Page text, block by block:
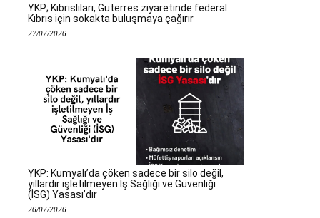
YKP; Kıbrıslıları, Guterres ziyaretinde federal
Kıbrıs için sokakta buluşmaya çağırır
27/07/2026
YKP: Kumyalı’da çöken sadece bir silo değil,
yıllardır işletilmeyen İş Sağlığı ve Güvenliği
(İSG) Yasası’dır
26/07/2026